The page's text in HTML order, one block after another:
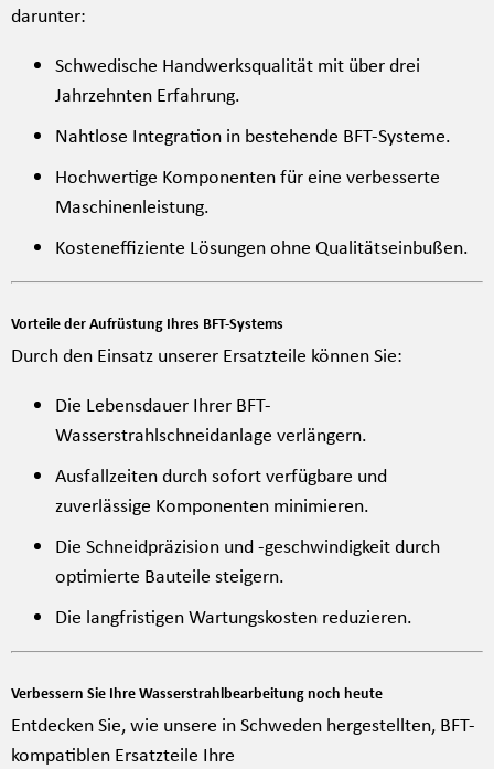
darunter:
Schwedische Handwerksqualität mit über drei
Jahrzehnten Erfahrung.
Nahtlose Integration in bestehende BFT-Systeme.
Hochwertige Komponenten für eine verbesserte
Maschinenleistung.
Kosten­effiziente Lösungen ohne Qualitätseinbußen.
Vorteile der Aufrüstung Ihres BFT-Systems
Durch den Einsatz unserer Ersatzteile können Sie:
Die Lebensdauer Ihrer BFT-
Wasserstrahlschneidanlage verlängern.
Ausfallzeiten durch sofort verfügbare und
zuverlässige Komponenten minimieren.
Die Schneidpräzision und -geschwindigkeit durch
optimierte Bauteile steigern.
Die langfristigen Wartungskosten reduzieren.
Verbessern Sie Ihre Wasserstrahlbearbeitung noch heute
Entdecken Sie, wie unsere in Schweden hergestellten, BFT-
kompatiblen Ersatzteile Ihre